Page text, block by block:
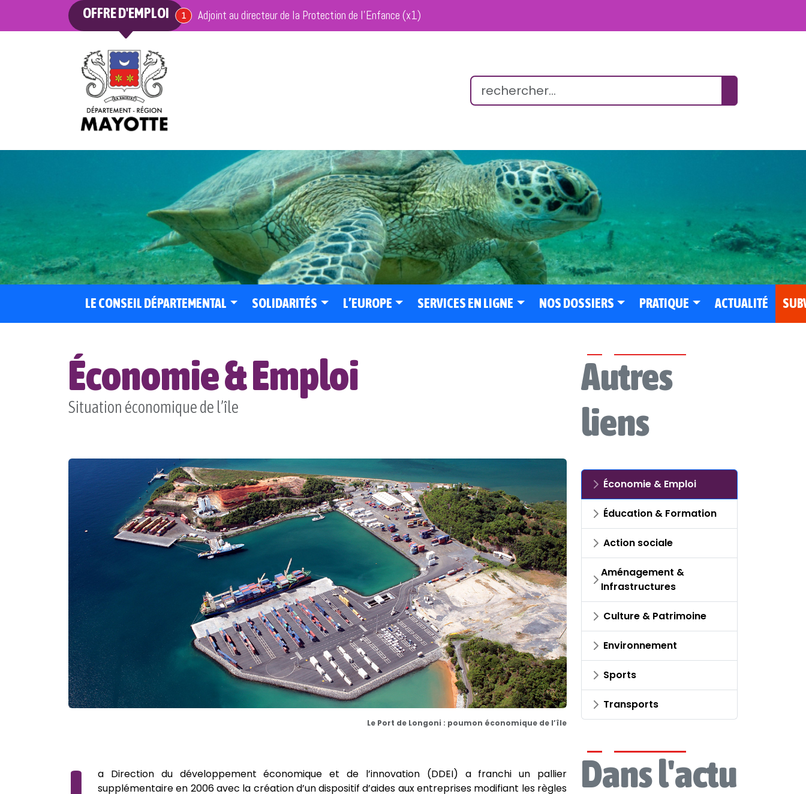
OFFRE D'EMPLOI 1offre en cours
Adjoint au directeur de la Protection de l’Enfance (x1)
LE CONSEIL DÉPARTEMENTAL SOLIDARITÉS L’EUROPE SERVICES EN LIGNE NOS DOSSIERS PRATIQUE ACTUALITÉ
Économie & Emploi
Situation économique de l’île
Le Port de Longoni : poumon économique de l’île
a Direction du développement économique et de l’innovation (DDEI) a franchi un pallier
supplémentaire en 2006 avec la création d’un dispositif d’aides aux entreprises modifiant les règles
Autres
liens
Économie & Emploi
Éducation & Formation
Action sociale
Aménagement &
Infrastructures
Culture & Patrimoine
Environnement
Sports
Transports
Dans l'actu